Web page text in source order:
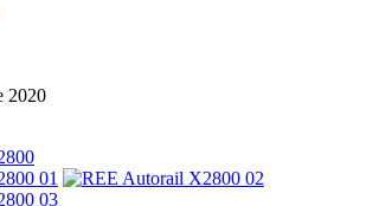
2020